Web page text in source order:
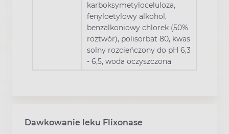
karboksymetyloceluloza,
fenyloetylowy alkohol,
benzalkoniowy chlorek (50%
roztwór), polisorbat 80, kwas
solny rozcieńczony do pH 6,3
- 6,5, woda oczyszczona
Dawkowanie leku Flixonase